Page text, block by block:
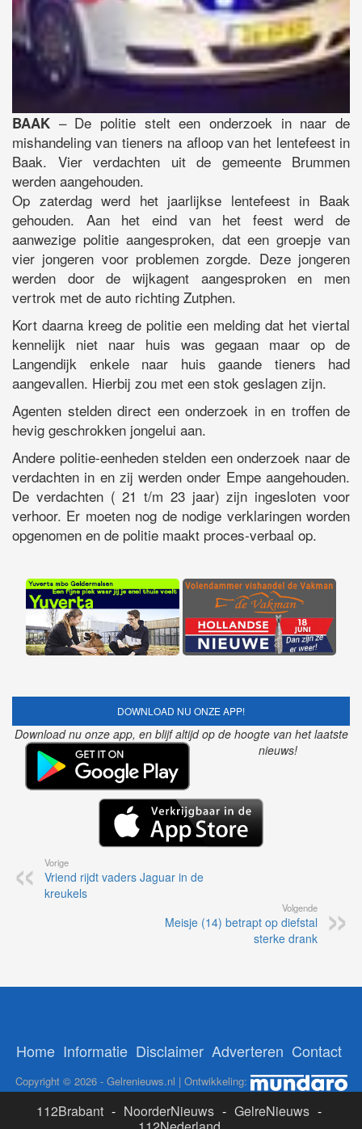
BAAK – De politie stelt een onderzoek in naar de
mishandeling van tieners na afloop van het lentefeest in
Baak. Vier verdachten uit de gemeente Brummen
werden aangehouden.
Op zaterdag werd het jaarlijkse lentefeest in Baak
gehouden. Aan het eind van het feest werd de
aanwezige politie aangesproken, dat een groepje van
vier jongeren voor problemen zorgde. Deze jongeren
werden door de wijkagent aangesproken en men
vertrok met de auto richting Zutphen.
Kort daarna kreeg de politie een melding dat het viertal
kennelijk niet naar huis was gegaan maar op de
Langendijk enkele naar huis gaande tieners had
aangevallen. Hierbij zou met een stok geslagen zijn.
Agenten stelden direct een onderzoek in en troffen de
hevig geschrokken jongelui aan.
Andere politie-eenheden stelden een onderzoek naar de
verdachten in en zij werden onder Empe aangehouden.
De verdachten ( 21 t/m 23 jaar) zijn ingesloten voor
verhoor. Er moeten nog de nodige verklaringen worden
opgenomen en de politie maakt proces-verbaal op.
DOWNLOAD NU ONZE APP!
Download nu onze app, en blijf altijd op de hoogte van het laatste
nieuws!
Vorige
Vriend rijdt vaders Jaguar in de
kreukels
Volgende
Meisje (14) betrapt op diefstal
sterke drank
Home Informatie Disclaimer Adverteren Contact
Copyright © 2026 - Gelrenieuws.nl | Ontwikkeling:
112Brabant - NoorderNieuws - GelreNieuws -